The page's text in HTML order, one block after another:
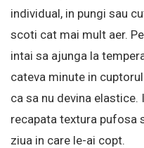
individual, in pungi sau
scoti cat mai mult aer.
intai sa ajunga la
cateva minute in
ca sa nu devina
recapata textura pufosa
ziua in care le-ai copt.